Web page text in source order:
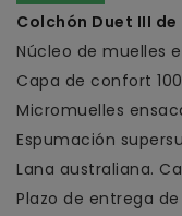
Colchón Duet III de
Núcleo de muelles
Capa de confort
Micromuelles
Espumación
Lana australiana.
Plazo de entrega de